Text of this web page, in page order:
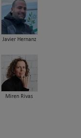
Javier Hernanz
Miren Rivas